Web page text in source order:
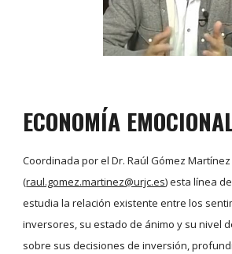
ECONOMÍA
Coordinada por el Dr. Raúl Gómez Martínez
(raul.gomez.martinez@urjc.es) esta línea
estudia la relación existente entre los
inversores, su estado de ánimo y su nivel
sobre sus decisiones de inversión,